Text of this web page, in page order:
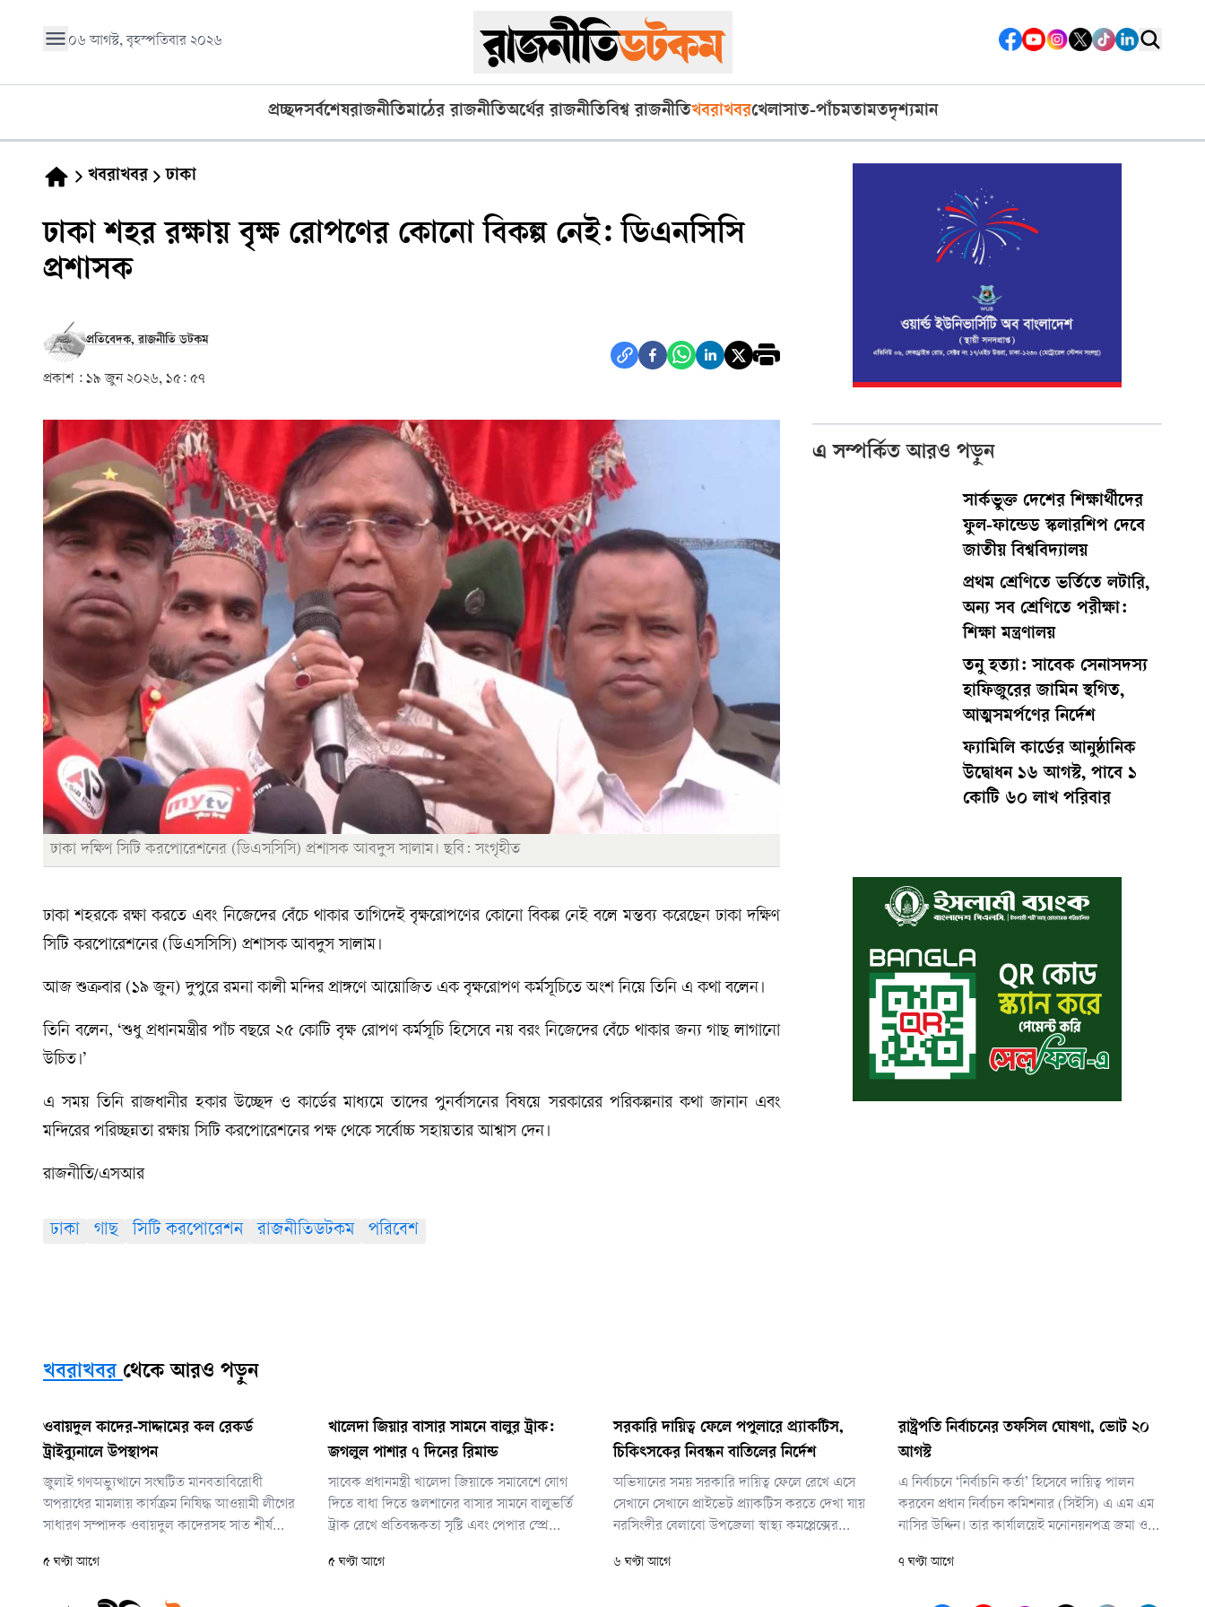
০৬ আগস্ট, বৃহস্পতিবার ২০২৬
প্রচ্ছদসর্বশেষরাজনীতিমাঠের রাজনীতিঅর্থের রাজনীতিবিশ্ব রাজনীতিখবরাখবরখেলাসাত-পাঁচমতামতদৃশ্যমান
খবরাখবর ঢাকা
ঢাকা শহর রক্ষায় বৃক্ষ রোপণের কোনো বিকল্প নেই: ডিএনসিসি
প্রশাসক
প্রতিবেদক, রাজনীতি ডটকম
প্রকাশ : ১৯ জুন ২০২৬, ১৫: ৫৭
ঢাকা দক্ষিণ সিটি করপোরেশনের (ডিএসসিসি) প্রশাসক আবদুস সালাম। ছবি: সংগৃহীত
ঢাকা শহরকে রক্ষা করতে এবং নিজেদের বেঁচে থাকার তাগিদেই বৃক্ষরোপণের কোনো বিকল্প নেই বলে মন্তব্য করেছেন ঢাকা দক্ষিণ
সিটি করপোরেশনের (ডিএসসিসি) প্রশাসক আবদুস সালাম।
আজ শুক্রবার (১৯ জুন) দুপুরে রমনা কালী মন্দির প্রাঙ্গণে আয়োজিত এক বৃক্ষরোপণ কর্মসূচিতে অংশ নিয়ে তিনি এ কথা বলেন।
তিনি বলেন, ‘শুধু প্রধানমন্ত্রীর পাঁচ বছরে ২৫ কোটি বৃক্ষ রোপণ কর্মসূচি হিসেবে নয় বরং নিজেদের বেঁচে থাকার জন্য গাছ লাগানো
উচিত।’
এ সময় তিনি রাজধানীর হকার উচ্ছেদ ও কার্ডের মাধ্যমে তাদের পুনর্বাসনের বিষয়ে সরকারের পরিকল্পনার কথা জানান এবং
মন্দিরের পরিচ্ছন্নতা রক্ষায় সিটি করপোরেশনের পক্ষ থেকে সর্বোচ্চ সহায়তার আশ্বাস দেন।
রাজনীতি/এসআর
ঢাকা গাছ সিটি করপোরেশন রাজনীতিডটকম পরিবেশ
এ সম্পর্কিত আরও পড়ুন
সার্কভুক্ত দেশের শিক্ষার্থীদের
ফুল-ফান্ডেড স্কলারশিপ দেবে
জাতীয় বিশ্ববিদ্যালয়
প্রথম শ্রেণিতে ভর্তিতে লটারি,
অন্য সব শ্রেণিতে পরীক্ষা:
শিক্ষা মন্ত্রণালয়
তনু হত্যা: সাবেক সেনাসদস্য
হাফিজুরের জামিন স্থগিত,
আত্মসমর্পণের নির্দেশ
ফ্যামিলি কার্ডের আনুষ্ঠানিক
উদ্বোধন ১৬ আগস্ট, পাবে ১
কোটি ৬০ লাখ পরিবার
খবরাখবর থেকে আরও পড়ুন
ওবায়দুল কাদের-সাদ্দামের কল রেকর্ড
ট্রাইব্যুনালে উপস্থাপন
জুলাই গণঅভ্যুত্থানে সংঘটিত মানবতাবিরোধী
অপরাধের মামলায় কার্যক্রম নিষিদ্ধ আওয়ামী লীগের
সাধারণ সম্পাদক ওবায়দুল কাদেরসহ সাত শীর্ষ
রেকর্ড আন্তর্জাতিক অপরাধ ট্রাইব্যুনালে উপস্থাপন
৫ ঘণ্টা আগে
খালেদা জিয়ার বাসার সামনে বালুর ট্রাক:
জগলুল পাশার ৭ দিনের রিমান্ড
সাবেক প্রধানমন্ত্রী খালেদা জিয়াকে সমাবেশে যোগ
দিতে বাধা দিতে গুলশানের বাসার সামনে বালুভর্তি
ট্রাক রেখে প্রতিবন্ধকতা সৃষ্টি এবং পেপার স্প্রে
পাশাকে সাত দিনের রিমান্ডে দিয়েছেন আদালত।
৫ ঘণ্টা আগে
সরকারি দায়িত্ব ফেলে পপুলারে প্র্যাকটিস,
চিকিৎসকের নিবন্ধন বাতিলের নির্দেশ
অভিযানের সময় সরকারি দায়িত্ব ফেলে রেখে এসে
সেখানে সেখানে প্রাইভেট প্র্যাকটিস করতে দেখা যায়
নরসিংদীর বেলাবো উপজেলা স্বাস্থ্য কমপ্লেক্সের
নিবন্ধন বাতিলের নির্দেশ দিয়েছেন স্বাস্থ্যমন্ত্রী।
৬ ঘণ্টা আগে
রাষ্ট্রপতি নির্বাচনের তফসিল ঘোষণা, ভোট ২০
আগস্ট
এ নির্বাচনে ‘নির্বাচনি কর্তা’ হিসেবে দায়িত্ব পালন
করবেন প্রধান নির্বাচন কমিশনার (সিইসি) এ এম এম
নাসির উদ্দিন। তার কার্যালয়েই মনোনয়নপত্র জমা ও
সংসদের অধিবেশন কক্ষ।
৭ ঘণ্টা আগে